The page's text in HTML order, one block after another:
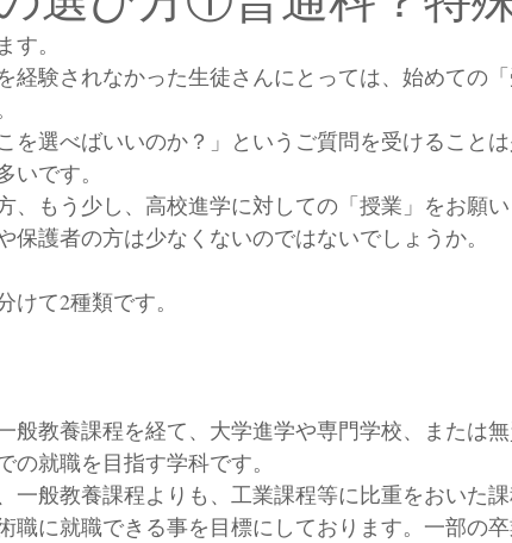
。
経験されなかった生徒さんにとっては、始めての
を選べばいいのか？」というご質問を受けること
です。
、もう少し、高校進学に対しての「授業」をお願
保護者の方は少なくないのではないでしょうか。
て2種類です。
般教養課程を経て、大学進学や専門学校、または
の就職を目指す学科です。
一般教養課程よりも、工業課程等に比重をおいた
職に就職できる事を目標にしております。一部の